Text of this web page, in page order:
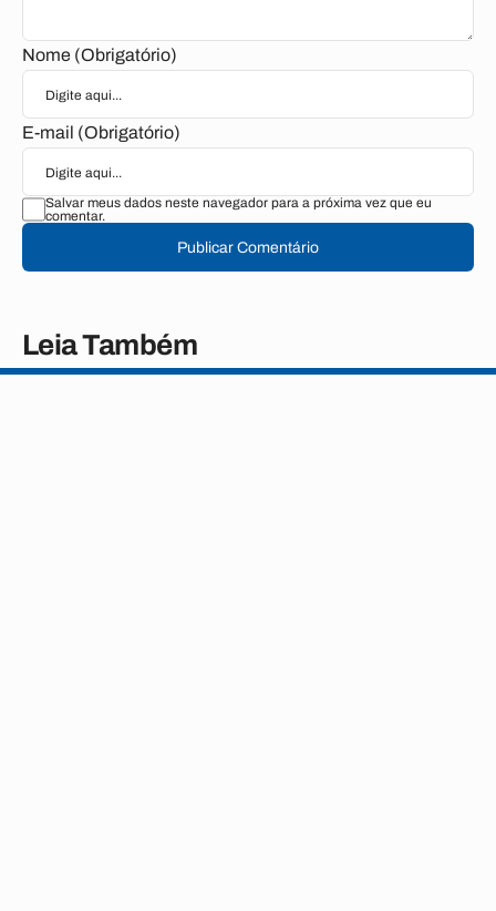
Nome (Obrigatório)
E-mail (Obrigatório)
Salvar meus dados neste navegador para a próxima vez que eu
comentar.
Publicar Comentário
Leia Também